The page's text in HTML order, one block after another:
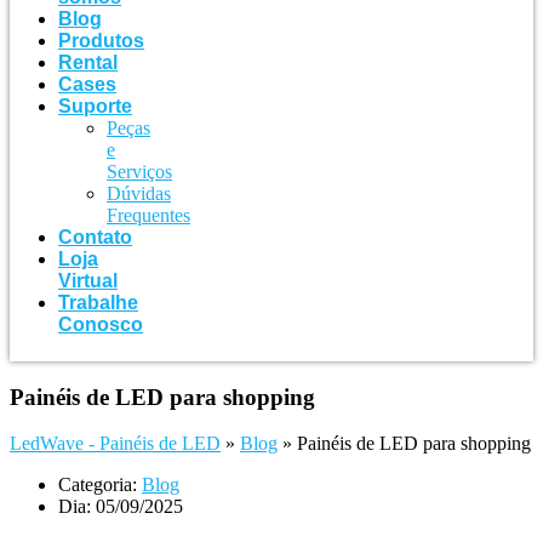
Blog
Produtos
Rental
Cases
Suporte
Peças
e
Serviços
Dúvidas
Frequentes
Contato
Loja
Virtual
Trabalhe
Conosco
Painéis de LED para shopping
LedWave - Painéis de LED » Blog » Painéis de LED para shopping
Categoria: Blog
Dia: 05/09/2025